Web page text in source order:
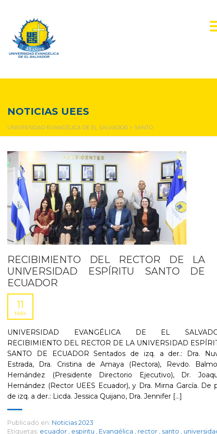
NOTICIAS UEES
UNIVERSIDAD EVANGÉLICA DE EL SALVADOR > SANTO
RECIBIMIENTO DEL RECTOR DE LA
UNIVERSIDAD ESPÍRITU SANTO DE
ECUADOR
11
MAY
UNIVERSIDAD EVANGÉLICA DE EL
RECIBIMIENTO DEL RECTOR DE LA UNIVERSIDAD
SANTO DE ECUADOR Sentados de izq. a der.: Dra.
Estrada, Dra. Cristina de Amaya (Rectora), Revdo.
Hernández (Presidente Directorio Ejecutivo), Dr.
Hernández (Rector UEES Ecuador), y Dra. Mirna García. De
de izq. a der.: Licda. Jessica Quijano, Dra. Jennifer [...]
Publicado en: Noticias 2023
Etiquetas: ecuador espiritu Evangélica rector santo